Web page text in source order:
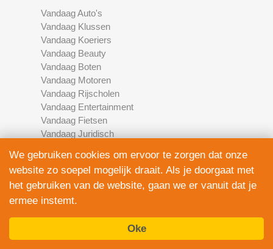
Vandaag Auto's
Vandaag Klussen
Vandaag Koeriers
Vandaag Beauty
Vandaag Boten
Vandaag Motoren
Vandaag Rijscholen
Vandaag Entertainment
Vandaag Fietsen
Vandaag Juridisch
Vandaag Schoonmaak
Vandaag Scooters
Vandaag Elektronica
Vandaag Financieel
Vandaag Fotografie
We gebruiken cookies om ervoor te zorgen dat onze
website zo soepel mogelijk draait. Als je doorgaat met
het gebruiken van de website, gaan we er vanuit dat je
ermee instemt.
Oke